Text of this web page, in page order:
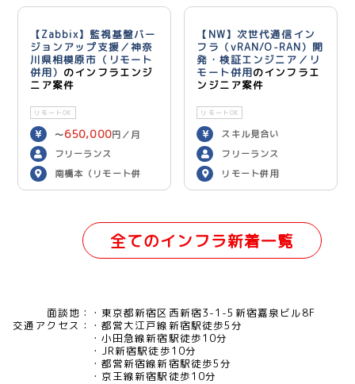
【Zabbix】監視基盤バー
ジョンアップ支援／神奈
川県相模原市（リモート
併用） のインフラエンジ
ニア案件
リモートOK
〜650,000円／月
フリーランス
南橋本（リモート併
用）
【NW】次世代通信イン
フラ（vRAN/O-RAN）開
発・検証エンジニア／リ
モート併用のインフラエ
ンジニア案件
リモートOK
スキル見合い
フリーランス
リモート併用
全てのインフラ新着一覧
面談地：
東京都新宿区西新宿3-1-5新宿嘉泉ビル8F
交通アクセス：
都営大江戸線新宿駅徒歩5分
小田急線新宿駅徒歩10分
JR新宿駅徒歩10分
都営新宿線新宿駅徒歩5分
京王線新宿駅徒歩10分